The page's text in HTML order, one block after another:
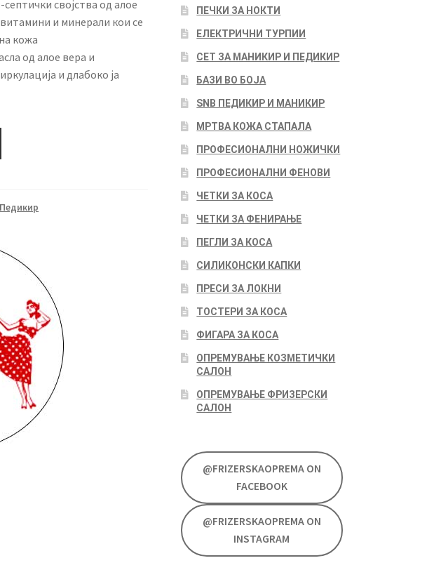
својства од алое
и минерали кои се
кожа
од алое вера и
и длабоко ја
Педикир
ПЕЧКИ ЗА НОКТИ
ЕЛЕКТРИЧНИ ТУРПИИ
СЕТ ЗА МАНИКИР И ПЕДИКИР
БАЗИ ВО БОЈА
SNB ПЕДИКИР И МАНИКИР
МРТВА КОЖА СТАПАЛА
ПРОФЕСИОНАЛНИ НОЖИЧКИ
ПРОФЕСИОНАЛНИ ФЕНОВИ
ЧЕТКИ ЗА КОСА
ЧЕТКИ ЗА ФЕНИРАЊЕ
ПЕГЛИ ЗА КОСА
СИЛИКОНСКИ КАПКИ
ПРЕСИ ЗА ЛОКНИ
ТОСТЕРИ ЗА КОСА
ФИГАРА ЗА КОСА
ОПРЕМУВАЊЕ КОЗМЕТИЧКИ
САЛОН
ОПРЕМУВАЊЕ ФРИЗЕРСКИ
САЛОН
@FRIZERSKAOPREMA ON
FACEBOOK
@FRIZERSKAOPREMA ON
INSTAGRAM